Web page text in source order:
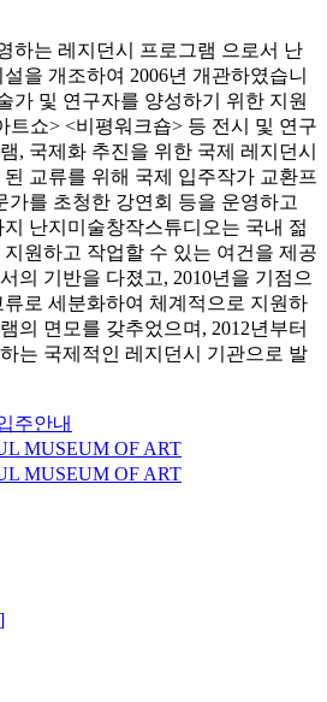
하는 레지던시 프로그램 으로서 난
을 개조하여 2006년 개관하였습니
가 및 연구자를 양성하기 위한 지원
트쇼> <비평워크숍> 등 전시 및 연구
, 국제화 추진을 위한 국제 레지던시
교류를 위해 국제 입주작가 교환프
가를 초청한 강연회 등을 운영하고
난지미술창작스튜디오는 국내 젊
원하고 작업할 수 있는 여건을 제공
의 기반을 다졌고, 2010년을 기점으
로 세분화하여 체계적으로 지원하
의 면모를 갖추었으며, 2012년부터
는 국제적인 레지던시 기관으로 발
주안내